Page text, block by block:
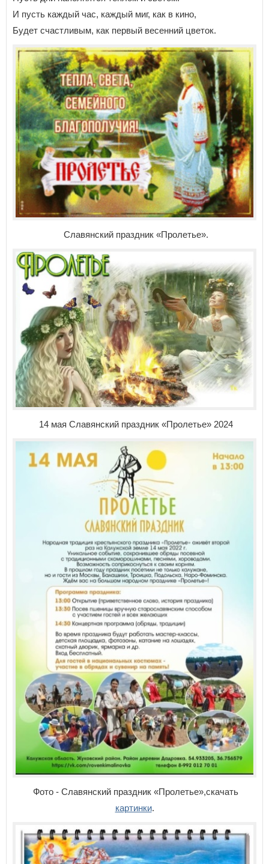
И пусть каждый час, каждый миг, как в кино,
Будет счастливым, как первый весенний цветок.
Славянский праздник «Пролетье».
14 мая Славянский праздник «Пролетье» 2024
Фото - Славянский праздник «Пролетье»,скачать
картинки.